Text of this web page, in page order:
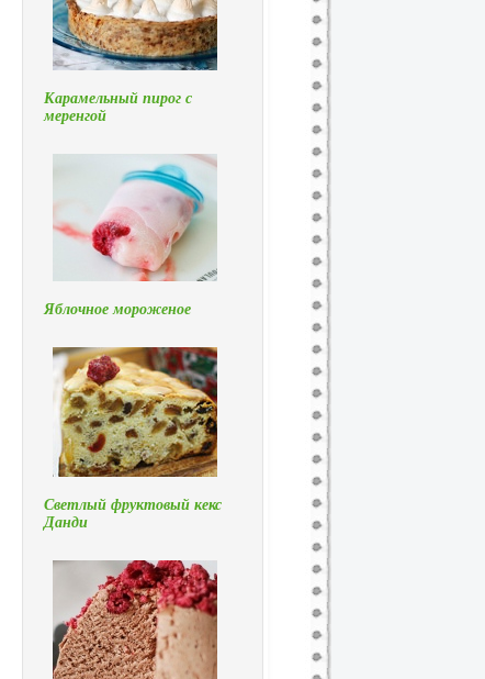
Карамельный пирог с
меренгой
Яблочное мороженое
Светлый фруктовый кекс
Данди